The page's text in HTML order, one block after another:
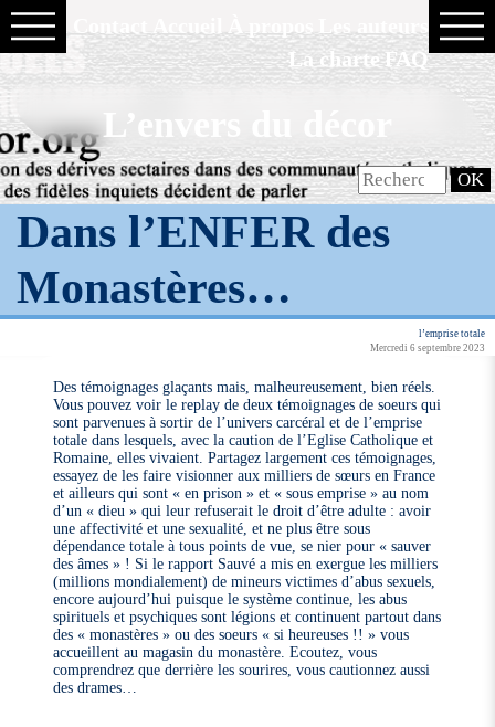
La charte FAQ
L’envers du décor
Dans l’ENFER des
Monastères…
l’emprise totale
Mercredi 6 septembre 2023
Des témoignages glaçants mais, malheureusement, bien réels.
Vous pouvez voir le replay de deux témoignages de soeurs qui
sont parvenues à sortir de l’univers carcéral et de l’emprise
totale dans lesquels, avec la caution de l’Eglise Catholique et
Romaine, elles vivaient. Partagez largement ces témoignages,
essayez de les faire visionner aux milliers de sœurs en France
et ailleurs qui sont « en prison » et « sous emprise » au nom
d’un « dieu » qui leur refuserait le droit d’être adulte : avoir
une affectivité et une sexualité, et ne plus être sous
dépendance totale à tous points de vue, se nier pour « sauver
des âmes » ! Si le rapport Sauvé a mis en exergue les milliers
(millions mondialement) de mineurs victimes d’abus sexuels,
encore aujourd’hui puisque le système continue, les abus
spirituels et psychiques sont légions et continuent partout dans
des « monastères » ou des soeurs « si heureuses !! » vous
accueillent au magasin du monastère. Ecoutez, vous
comprendrez que derrière les sourires, vous cautionnez aussi
des drames…